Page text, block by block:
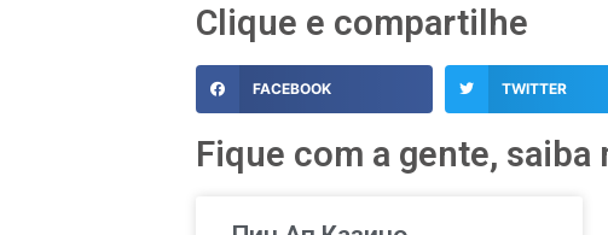
Clique e compartilhe
FACEBOOK TWITTER
Fique com a gente, saiba